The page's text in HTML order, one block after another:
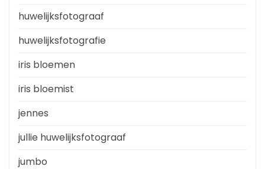
huwelijksfotograaf
huwelijksfotografie
iris bloemen
iris bloemist
jennes
jullie huwelijksfotograaf
jumbo